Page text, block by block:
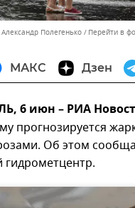
Полегенько Перейти в
МАКС Дзен
6 июн – РИА
прогнозируется
Об этом